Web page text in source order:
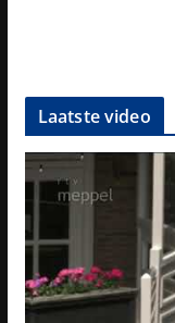
Laatste video